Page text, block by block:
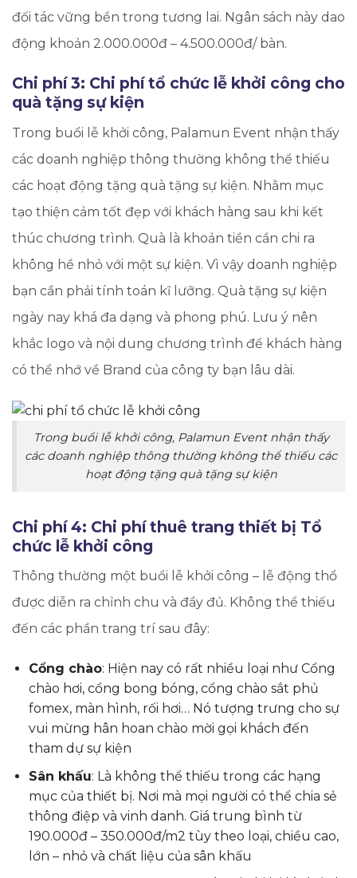
đối tác vững bền trong tương lai. Ngân sách này dao
động khoản 2.000.000đ – 4.500.000đ/ bàn.
Chi phí 3: Chi phí tổ chức lễ khởi công cho
quà tặng sự kiện
Trong buổi lễ khởi công, Palamun Event nhận thấy
các doanh nghiệp thông thường không thể thiếu
các hoạt động tặng quà tặng sự kiện. Nhằm mục
tạo thiện cảm tốt đẹp với khách hàng sau khi kết
thúc chương trình. Quà là khoản tiền cần chi ra
không hề nhỏ với một sự kiện. Vì vậy doanh nghiệp
bạn cần phải tính toán kĩ lưỡng. Quà tặng sự kiện
ngày nay khá đa dạng và phong phú. Lưu ý nên
khắc logo và nội dung chương trình để khách hàng
có thể nhớ về Brand của công ty bạn lâu dài.
Trong buổi lễ khởi công, Palamun Event nhận thấy
các doanh nghiệp thông thường không thể thiếu các
hoạt động tặng quà tặng sự kiện
Chi phí 4: Chi phí thuê trang thiết bị Tổ
chức lễ khởi công
Thông thường một buổi lễ khởi công – lễ động thổ
được diễn ra chỉnh chu và đầy đủ. Không thể thiếu
đến các phần trang trí sau đây:
Cổng chào: Hiện nay có rất nhiều loại như Cổng
chào hơi, cổng bong bóng, cổng chào sắt phủ
fomex, màn hình, rối hơi… Nó tượng trưng cho sự
vui mừng hân hoan chào mời gọi khách đến
tham dự sự kiện
Sân khấu: Là không thể thiếu trong các hạng
mục của thiết bị. Nơi mà mọi người có thể chia sẻ
thông điệp và vinh danh. Giá trung bình từ
190.000đ – 350.000đ/m2 tùy theo loại, chiều cao,
lớn – nhỏ và chất liệu của sân khấu